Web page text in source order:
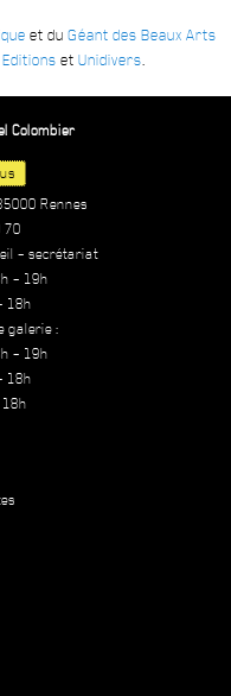
et duGéant des Beaux Arts
etUnidivers
Colombier
Rennes
70
– secrétariat
– 19h
18h
galerie :
– 19h
18h